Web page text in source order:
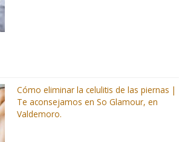
Cómo eliminar la celulitis de las piernas |
Te aconsejamos en So Glamour, en
Valdemoro.